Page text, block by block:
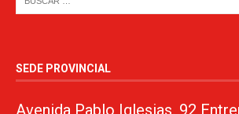
SEDE PROVINCIAL
Avenida Pablo Iglesias, 92